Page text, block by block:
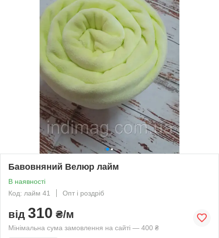
Бавовняний Велюр лайм
В наявності
Код: лайм 41
Опт і роздріб
від 310 ₴/м
Мінімальна сума замовлення на сайті — 400 ₴